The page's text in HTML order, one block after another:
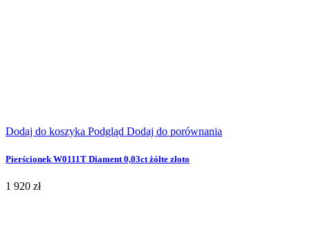
Dodaj do koszyka Podgląd Dodaj do porównania
Pierścionek W0111T Diament 0,03ct żółte złoto
1 920 zł